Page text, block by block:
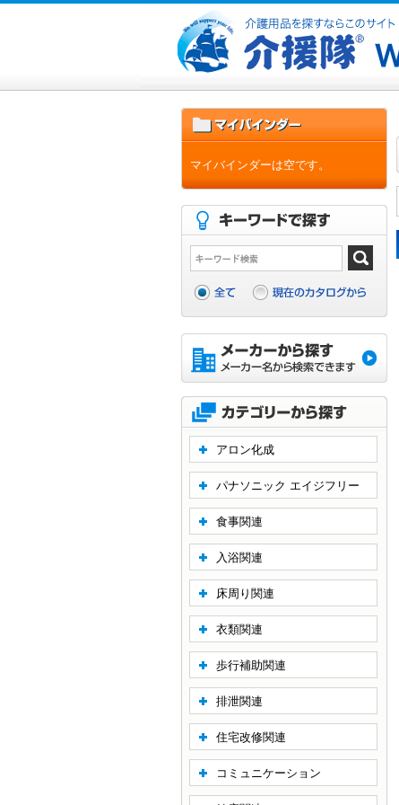
マイバインダーは空です。
アロン化成
パナソニック エイジフリー
食事関連
入浴関連
床周り関連
衣類関連
歩行補助関連
排泄関連
住宅改修関連
コミュニケーション